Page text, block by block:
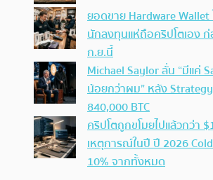
ยอดขาย Hardware Wallet
นักลงทุนแห่ถือคริปโตเอง ก่
ก.ย.นี้
Michael Saylor ลั่น “มีแค่
น้อยกว่าผม” หลัง
840,000 BTC
คริปโตถูกขโมยไปแล้วกว่า
เหตุการณ์ในปี ปี 2026
10% จากทั้งหมด